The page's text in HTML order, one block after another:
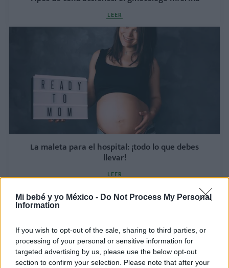
Mi bebé y yo México - Do Not Process My Personal
Information
If you wish to opt-out of the sale, sharing to third parties, or
processing of your personal or sensitive information for
targeted advertising by us, please use the below opt-out
section to confirm your selection. Please note that after your
LEER
La maleta para el hospital: ¡todo lo que debes
llevar!
LEER